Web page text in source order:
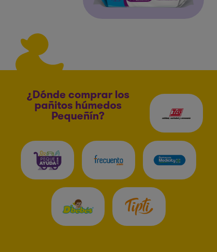
¿Dónde comprar los
pañitos húmedos
Pequeñín?